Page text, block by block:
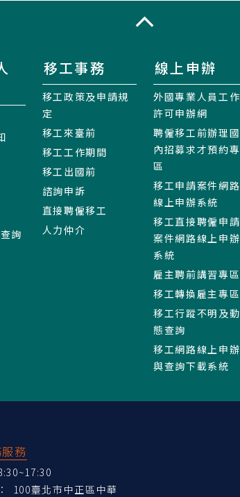
詢
移工事務
移工政策及申請規
定
移工來臺前
移工工作期間
移工出國前
諮詢申訴
直接聘僱移工
人力仲介
線上申辦
外國專業人員工作
許可申辦網
聘僱移工前辦理國
內招募求才預約專
區
移工申請案件網路
線上申辦系統
移工直接聘僱申請
案件網路線上申辦
系統
雇主聘前講習專區
移工轉換雇主專區
移工行蹤不明及動
態查詢
移工網路線上申辦
與查詢下載系統
務
100臺北市中正區中華